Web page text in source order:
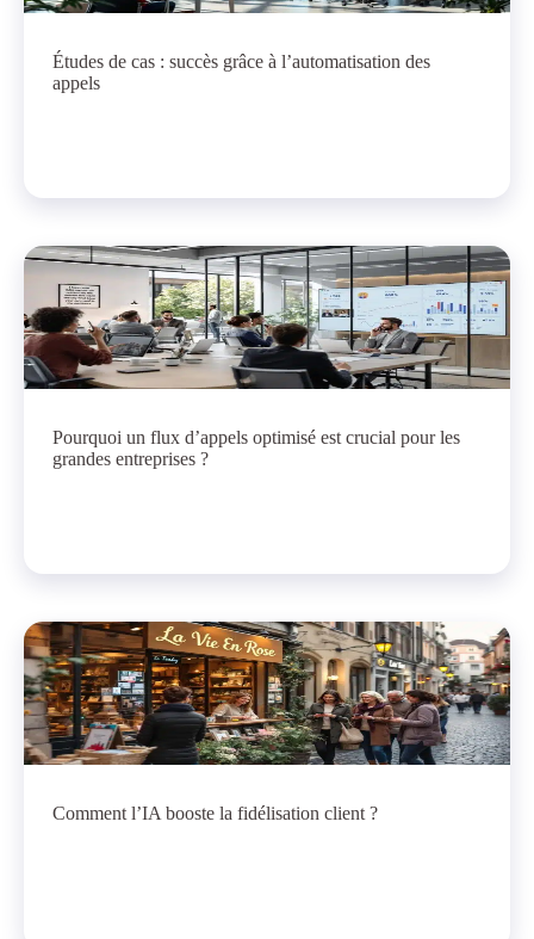
Études de cas : succès grâce à l’automatisation des
appels
Pourquoi un flux d’appels optimisé est crucial pour les
grandes entreprises ?
Comment l’IA booste la fidélisation client ?